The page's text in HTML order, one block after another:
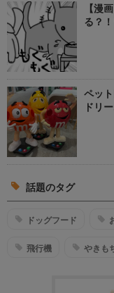
【漫
る？
ペッ
ドリ
話題のタグ
ドッグフード
飛行機 やきも